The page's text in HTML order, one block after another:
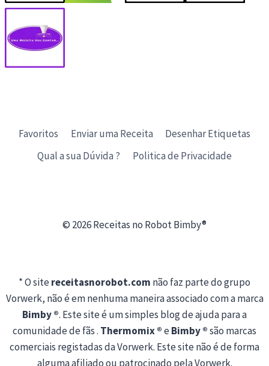
Favoritos Enviar uma Receita
Desenhar Etiquetas
Qual a sua Dúvida ?
Politica de Privacidade
© 2026 Receitas no Robot Bimby®
* O sitereceitasnorobot.com não faz parte do grupo
Vorwerk, não é em nenhuma maneira associado com a marca
Bimby ®. Este site é um simples blog de ajuda para a
comunidade de fãs . Thermomix ®eBimby ®são marcas
comerciais registadas da Vorwerk. Este site não é de forma
alguma afiliado ou patrocinado pela Vorwerk.